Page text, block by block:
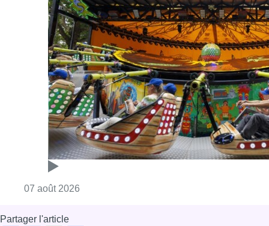
07 août 2026 Consulter l'article "Foire du Midi: les
Partager l'article
Facebook
TwitterWhatsApp
Share
21 juin 2025- 15h44
Manifestation
Bruxelles-ville
Mobilité
News
Offres d’emploi